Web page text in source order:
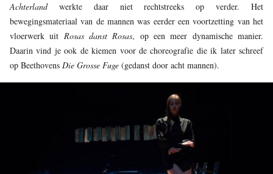
Achterlandwerkte daar niet rechtstreeks op verder. Het
bewegingsmateriaal van de mannen was eerder een voortzetting van het
vloerwerk uit Rosas danst Rosas, op een meer dynamische manier.
Daarin vind je ook de kiemen voor de choreografie die ik later schreef
op Beethovens Die Grosse Fuge (gedanst door acht mannen).